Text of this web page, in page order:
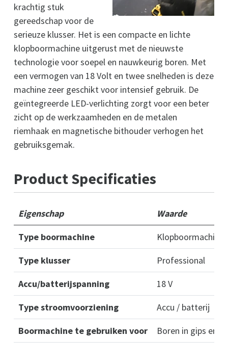
krachtig stuk
gereedschap voor de
serieuze klusser. Het is een compacte en lichte
klopboormachine uitgerust met de nieuwste
technologie voor soepel en nauwkeurig boren. Met
een vermogen van 18 Volt en twee snelheden is deze
machine zeer geschikt voor intensief gebruik. De
geïntegreerde LED-verlichting zorgt voor een beter
zicht op de werkzaamheden en de metalen
riemhaak en magnetische bithouder verhogen het
gebruiksgemak.
Product Specificaties
Eigenschap
Waarde
Type boormachine
Klopboormachine
Type klusser
Professional
Accu/batterijspanning
18 V
Type stroomvoorziening
Accu / batterij
Boormachine te gebruiken voor
Boren in gips en